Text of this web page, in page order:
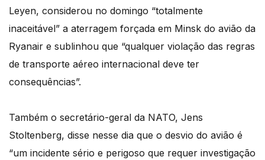
Leyen, considerou no domingo “totalmente
inaceitável” a aterragem forçada em Minsk do avião da
Ryanair e sublinhou que “qualquer violação das regras
de transporte aéreo internacional deve ter
consequências”.
Também o secretário-geral da NATO, Jens
Stoltenberg, disse nesse dia que o desvio do avião é
“um incidente sério e perigoso que requer investigação